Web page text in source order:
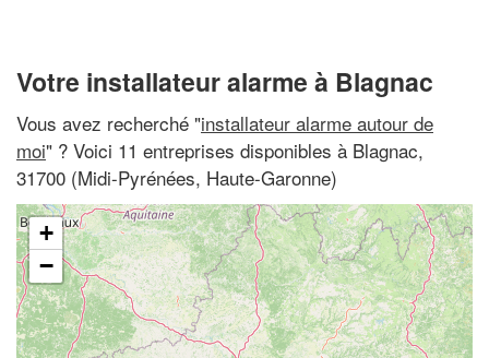
Votre installateur alarme à Blagnac
Vous avez recherché "installateur alarme autour de
moi" ? Voici 11 entreprises disponibles à Blagnac,
31700 (Midi-Pyrénées, Haute-Garonne)
+
−